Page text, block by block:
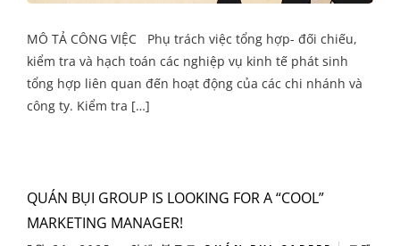
MÔ TẢ CÔNG VIỆC Phụ trách việc tổng hợp- đối chiếu,
kiểm tra và hạch toán các nghiệp vụ kinh tế phát sinh
tổng hợp liên quan đến hoạt động của các chi nhánh và
công ty. Kiểm tra […]
QUÁN BỤI GROUP IS LOOKING FOR A “COOL”
MARKETING MANAGER!